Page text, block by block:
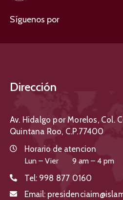
Síguenos por
Dirección
Av. Hidalgo por Morelos, Col.
Quintana Roo, C.P.77400
Horario de atencion
Lun – Vier 9 am – 4 pm
Tel: 998 877 0160
Email: